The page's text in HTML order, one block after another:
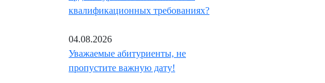
квалификационных требованиях?
04.08.2026
Уважаемые абитуриенты, не
пропустите важную дату!